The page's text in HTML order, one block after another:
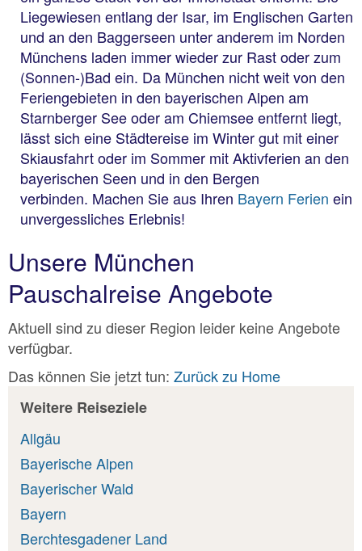
Liegewiesen entlang der Isar, im Englischen Garten
und an den Baggerseen unter anderem im Norden
Münchens laden immer wieder zur Rast oder zum
(Sonnen-)Bad ein. Da München nicht weit von den
Feriengebieten in den bayerischen Alpen am
Starnberger See oder am Chiemsee entfernt liegt,
lässt sich eine Städtereise im Winter gut mit einer
Skiausfahrt oder im Sommer mit Aktivferien an den
bayerischen Seen und in den Bergen
verbinden. Machen Sie aus Ihren Bayern Ferien ein
unvergessliches Erlebnis!
Unsere München
Pauschalreise Angebote
Aktuell sind zu dieser Region leider keine Angebote
verfügbar.
Das können Sie jetzt tun: Zurück zu Home
Weitere Reiseziele
Allgäu
Bayerische Alpen
Bayerischer Wald
Bayern
Berchtesgadener Land